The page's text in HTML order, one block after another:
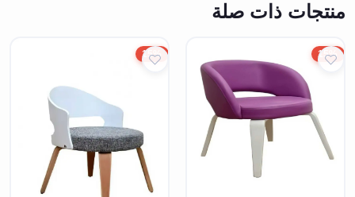
منتجات ذات صلة
15%
15%